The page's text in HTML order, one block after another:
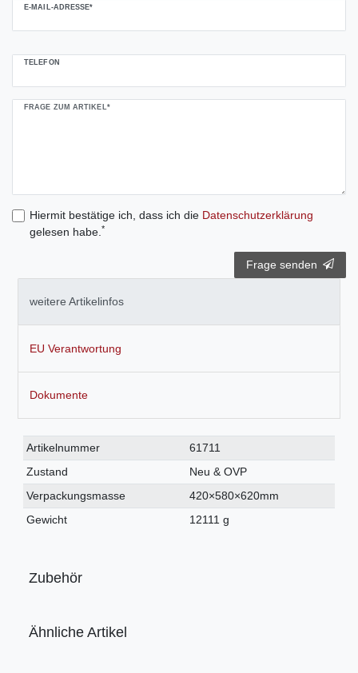
E-MAIL-ADRESSE*
TELEFON
FRAGE ZUM ARTIKEL*
Hiermit bestätige ich, dass ich die Daten­schutz­erklärung
gelesen habe. *
Frage senden
weitere Artikelinfos
EU Verantwortung
Dokumente
Technisches
Merkmal
Wert
Artikelnummer
61711
Zustand
Neu & OVP
Verpackungsmasse
420×580×620mm
Gewicht
12111 g
Zubehör
Ähnliche Artikel